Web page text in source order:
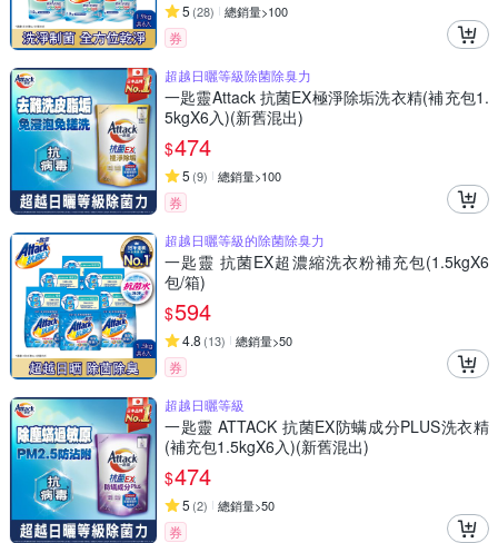
5 (28) 總銷量>100
券
超越日曬等級除菌除臭力
一匙靈Attack 抗菌EX極淨除垢洗衣精(補充包1.
5kgX6入)(新舊混出)
$474
5 (9) 總銷量>100
券
超越日曬等級的除菌除臭力
一匙靈 抗菌EX超濃縮洗衣粉補充包(1.5kgX6
包/箱)
$594
4.8 (13) 總銷量>50
券
超越日曬等級
一匙靈 ATTACK 抗菌EX防螨成分PLUS洗衣精
(補充包1.5kgX6入)(新舊混出)
$474
5 (2) 總銷量>50
券